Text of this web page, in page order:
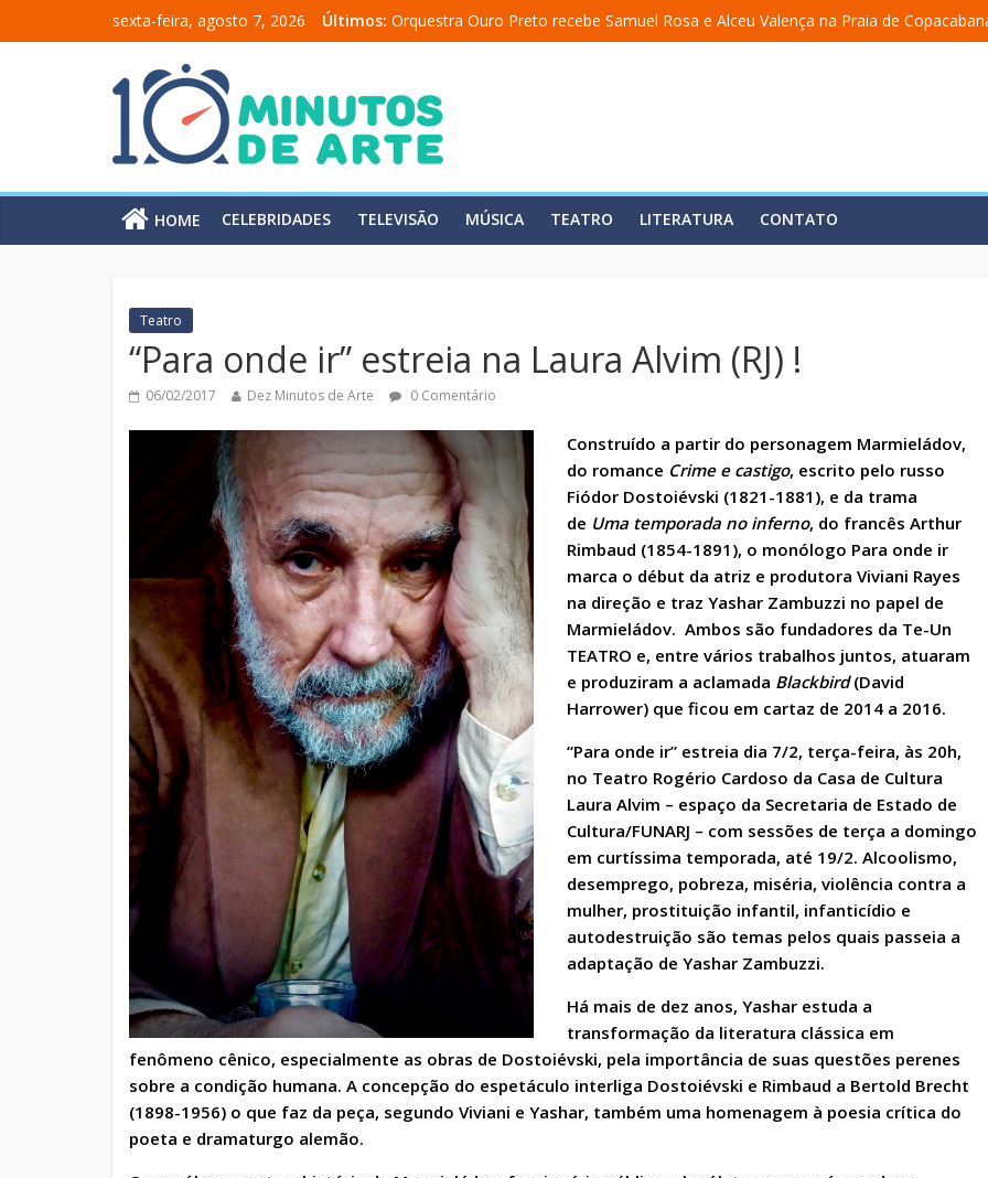
sexta-feira, agosto 7, 2026 Últimos: Orquestra Ouro Preto recebe Samuel Rosa e Alceu Valença na Praia de
“Comunicado a uma academia” ganha nova temporada na Fundição Progresso
Mônica Salmaso lança álbum em homenagem a Elizeth Cardoso
Carolina Chalita estreia o solo “Eu matei a Sherazade – Confissões De Uma Árabe
HOME CELEBRIDADES TELEVISÃO MÚSICA TEATRO LITERATURA CONTATO
Teatro
“Para onde ir” estreia na Laura Alvim (RJ) !
06/02/2017 Dez Minutos de Arte 0 Comentário
Construído a partir do personagem Marmieládov,
do romance Crime e castigo, escrito pelo russo
Fiódor Dostoiévski (1821-1881), e da trama
de Uma temporada no inferno, do francês Arthur
Rimbaud (1854-1891), o monólogo Para onde ir
marca o début da atriz e produtora Viviani Rayes
na direção e traz Yashar Zambuzzi no papel de
Marmieládov. Ambos são fundadores da Te-Un
TEATRO e, entre vários trabalhos juntos, atuaram
e produziram a aclamada Blackbird(David
Harrower) que ficou em cartaz de 2014 a 2016.
“Para onde ir” estreia dia 7/2, terça-feira, às 20h,
no Teatro Rogério Cardoso da Casa de Cultura
Laura Alvim – espaço da Secretaria de Estado de
Cultura/FUNARJ – com sessões de terça a domingo
em curtíssima temporada, até 19/2. Alcoolismo,
desemprego, pobreza, miséria, violência contra a
mulher, prostituição infantil, infanticídio e
autodestruição são temas pelos quais passeia a
adaptação de Yashar Zambuzzi.
Há mais de dez anos, Yashar estuda a
transformação da literatura clássica em
fenômeno cênico, especialmente as obras de Dostoiévski, pela importância de suas questões perenes
sobre a condição humana. A concepção do espetáculo interliga Dostoiévski e Rimbaud a Bertold Brecht
(1898-1956) o que faz da peça, segundo Viviani e Yashar, também uma homenagem à poesia crítica do
poeta e dramaturgo alemão.